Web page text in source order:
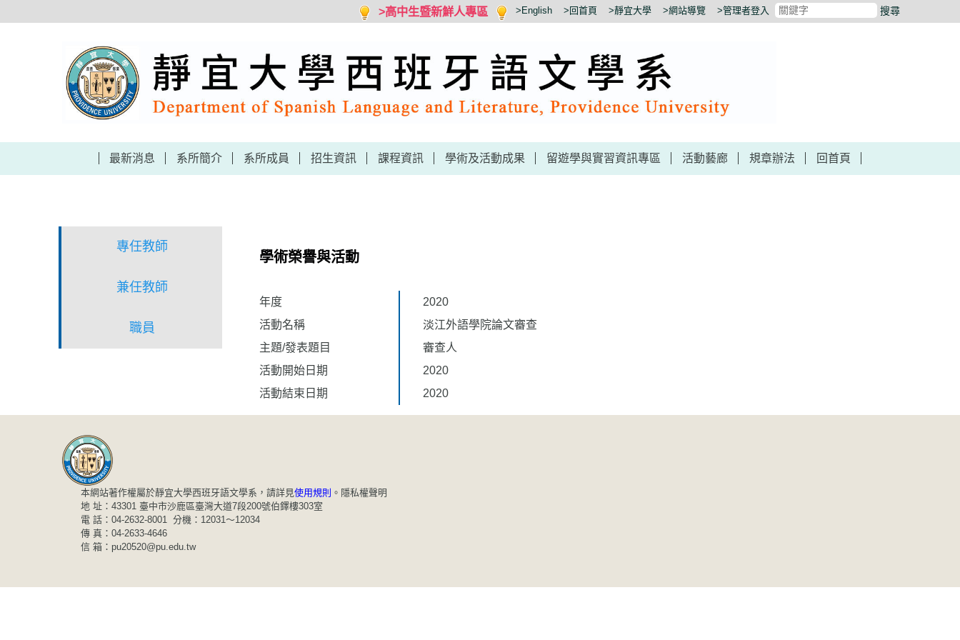
到
>高中生暨新鮮人專區 >English >回首頁 >靜宜大學 >網站導覽 >管理者登入 搜尋
最新消息 系所簡介 系所成員 招生資訊 課程資訊 學術及活動成果 留遊學與實習資訊專區 活動藝廊 規章辦法 回首頁
專任教師
兼任教師
職員
學術榮譽與活動
年度
2020
活動名稱
淡江外語學院論文審查
主題/發表題目
審查人
活動開始日期
2020
活動結束日期
2020
本網站著作權屬於靜宜大學西班牙語文學系，請詳見使用規則 。 隱私權聲明
地 址：43301 臺中市沙鹿區臺灣大道7段200號伯鐸樓303室
電 話：04-2632-8001 分機：12031～12034
傳 真：04-2633-4646
信 箱：pu20520@pu.edu.tw